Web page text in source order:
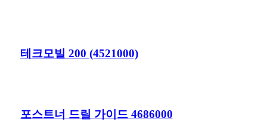
테크모빌 200 (4521000)
포스트너 드릴 가이드 4686000